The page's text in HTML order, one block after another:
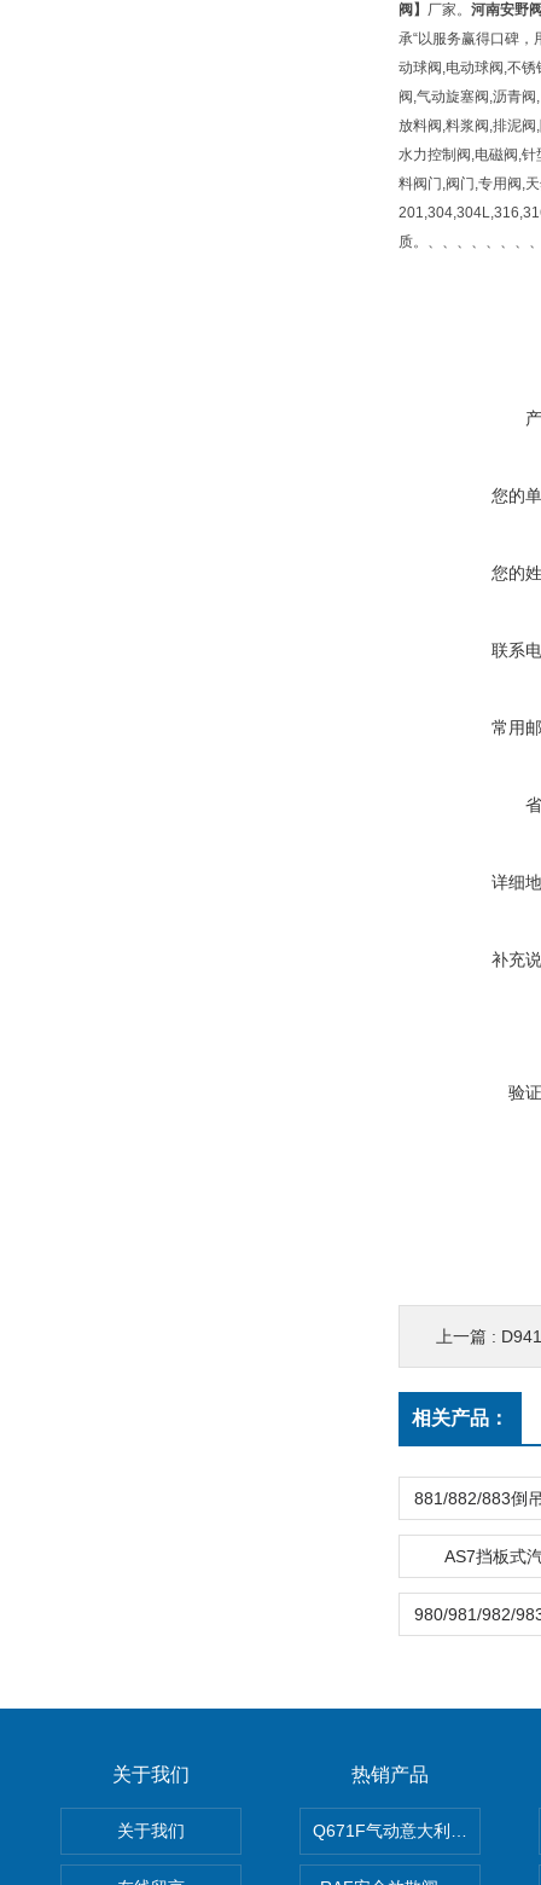
阀】 厂家。 河南安野
承“以服务赢得口碑
动球阀,电动球阀,不
阀,气动旋塞阀,沥青
放料阀,料浆阀,排泥
水力控制阀,电磁阀,
料阀门,阀门,专用阀,
质。、、、、、、、
您的
您的
联系
常用
详细
补充
验
上一篇 :
相关产品：
AS7挡板式
关于我们
关于我们
热销产品
Q671F气动意大利式薄型球阀